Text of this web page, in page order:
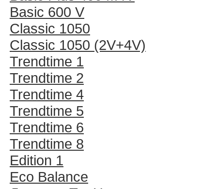
Basic 600 V
Classic 1050
Classic 1050 (2V+4V)
Trendtime 1
Trendtime 2
Trendtime 4
Trendtime 5
Trendtime 6
Trendtime 8
Edition 1
Eco Balance